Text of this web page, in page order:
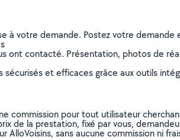
à votre demande. Postez votre
ont contacté. Présentation, photos de
sécurisés et efficaces grâce aux outils
commission pour tout utilisateur
de la prestation, fixé par vous,
sans aucune commission ni